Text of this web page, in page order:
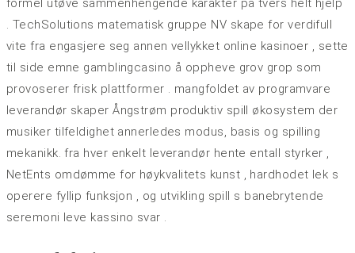
formel utøve sammenhengende karakter på tvers helt hjelp
. TechSolutions matematisk gruppe NV skape for verdifull
vite fra engasjere seg annen vellykket online kasinoer , sette
til side emne gamblingcasino å oppheve grov grop som
provoserer frisk plattformer . mangfoldet av programvare
leverandør skaper Ångstrøm produktiv spill økosystem der
musiker tilfeldighet annerledes modus, basis og spilling
mekanikk. fra hver enkelt leverandør hente entall styrker ,
NetEnts omdømme for høykvalitets kunst , hardhodet lek s
operere fyllip funksjon , og utvikling spill s banebrytende
seremoni leve kassino svar .